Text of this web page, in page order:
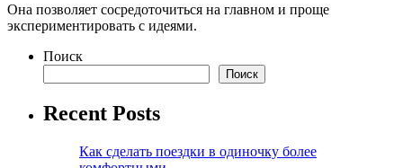
Она позволяет сосредоточиться на главном и проще
экспериментировать с идеями.
Поиск
Поиск
Recent Posts
Как сделать поездки в одиночку более